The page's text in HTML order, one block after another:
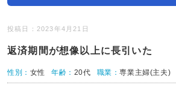
投稿日：2023年4月21日
返済期間が想像以上に長引いた
性別： 女性 年齢： 20代 職業：専業主婦(主夫)